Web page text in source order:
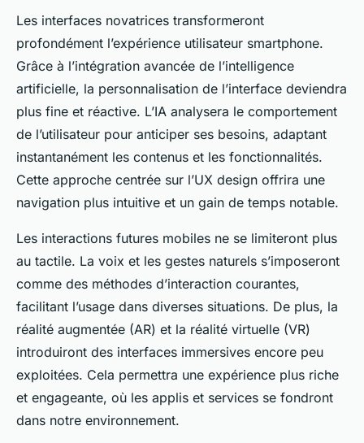
Les interfaces novatrices transformeront
profondément l’expérience utilisateur smartphone.
Grâce à l’intégration avancée de l’intelligence
artificielle, la personnalisation de l’interface deviendra
plus fine et réactive. L’IA analysera le comportement
de l’utilisateur pour anticiper ses besoins, adaptant
instantanément les contenus et les fonctionnalités.
Cette approche centrée sur l’UX design offrira une
navigation plus intuitive et un gain de temps notable.
Les interactions futures mobiles ne se limiteront plus
au tactile. La voix et les gestes naturels s’imposeront
comme des méthodes d’interaction courantes,
facilitant l’usage dans diverses situations. De plus, la
réalité augmentée (AR) et la réalité virtuelle (VR)
introduiront des interfaces immersives encore peu
exploitées. Cela permettra une expérience plus riche
et engageante, où les applis et services se fondront
dans notre environnement.